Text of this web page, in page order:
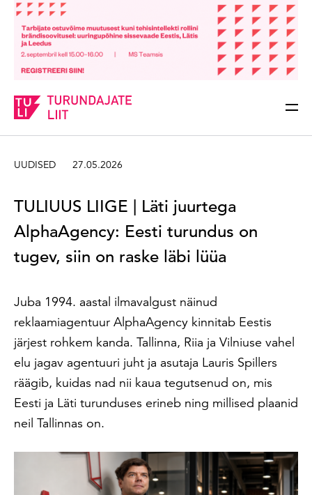
Sisesta märksõna
UUDISED 27.05.2026
TULIUUS LIIGE | Läti juurtega
AlphaAgency: Eesti turundus on
tugev, siin on raske läbi lüüa
Juba 1994. aastal ilmavalgust näinud
reklaamiagentuur AlphaAgency kinnitab Eestis
järjest rohkem kanda. Tallinna, Riia ja Vilniuse vahel
elu jagav agentuuri juht ja asutaja Lauris Spillers
räägib, kuidas nad nii kaua tegutsenud on, mis
Eesti ja Läti turunduses erineb ning millised plaanid
neil Tallinnas on.